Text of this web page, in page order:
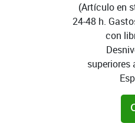
(Artículo en
24-48 h.
con
superiores